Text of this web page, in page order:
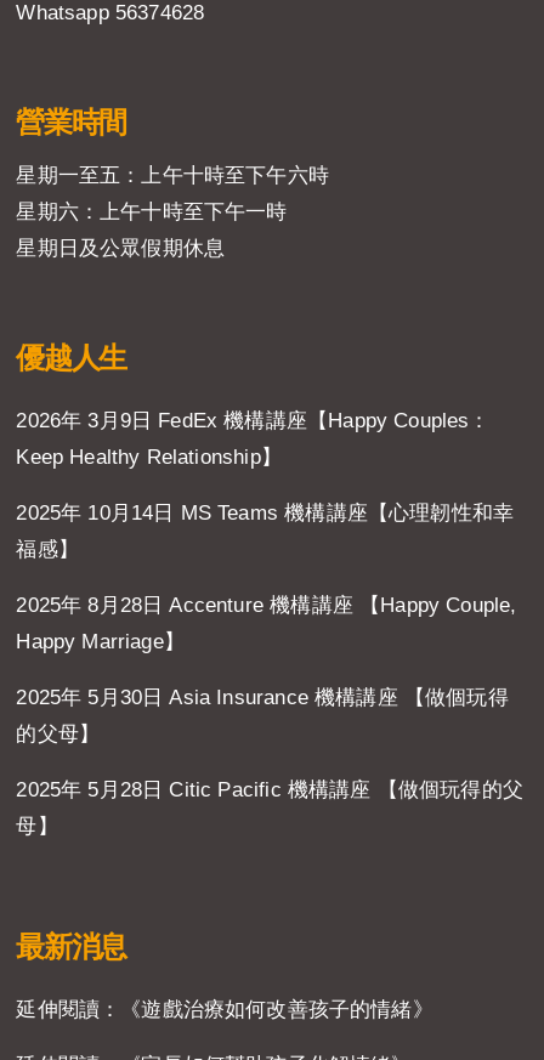
Whatsapp 56374628
營業時間
星期一至五：上午十時至下午六時
星期六：上午十時至下午一時
星期日及公眾假期休息
優越人生
2026年 3月9日 FedEx 機構講座【Happy Couples：
Keep Healthy Relationship】
2025年 10月14日 MS Teams 機構講座【心理韌性和幸
福感】
2025年 8月28日 Accenture 機構講座 【Happy Couple,
Happy Marriage】
2025年 5月30日 Asia Insurance 機構講座 【做個玩得
的父母】
2025年 5月28日 Citic Pacific 機構講座 【做個玩得的父
母】
最新消息
延伸閱讀：《遊戲治療如何改善孩子的情緒》